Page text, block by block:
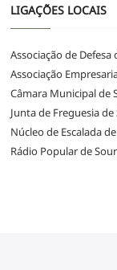
LIGAÇÕES LOCAIS
Associação de
Associação
Câmara Municipal de
Junta de Freguesia de
Núcleo de Escalada
Rádio Popular de